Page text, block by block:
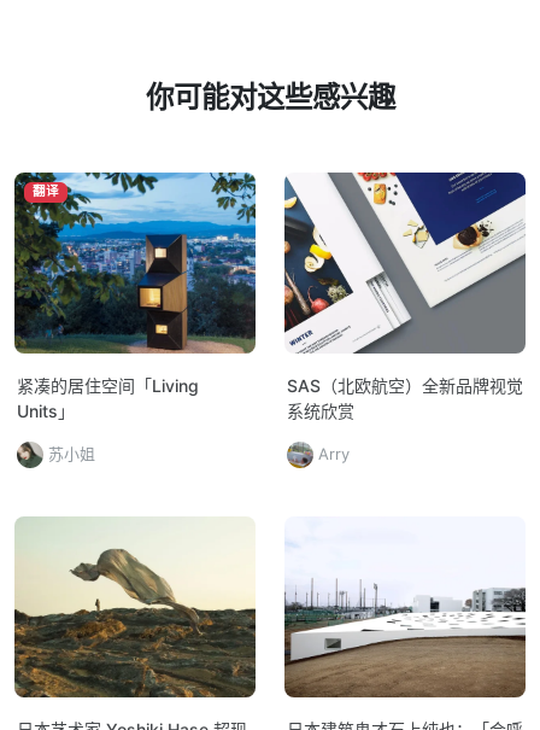
你可能对这些感兴趣
翻译
紧凑的居住空间「Living
Units」
苏小姐
SAS（北欧航空）全新品牌视觉
系统欣赏
Arry